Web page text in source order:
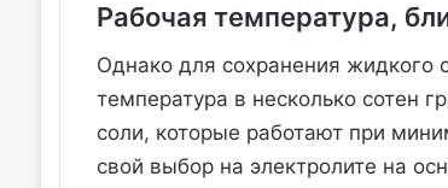
Рабочая температура,
Однако для сохранения жидкого
температура в несколько сотен
соли, которые работают при
свой выбор на электролите на